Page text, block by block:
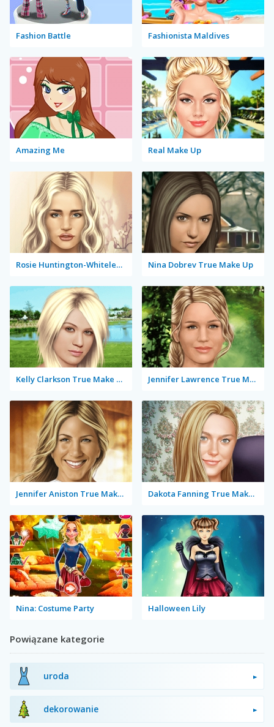
Fashion Battle Fashionista Maldives
Amazing Me Real Make Up
Rosie Huntington-Whiteley True Make Up Nina Dobrev True Make Up
Kelly Clarkson True Make Up Jennifer Lawrence True Make Up
Jennifer Aniston True Make Up Dakota Fanning True Make Up
Nina: Costume Party Halloween Lily
Powiązane kategorie
uroda
dekorowanie